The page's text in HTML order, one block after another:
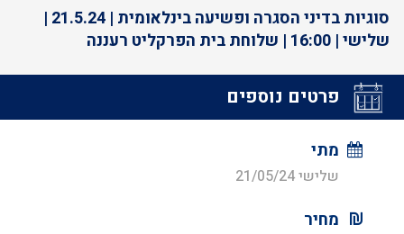
סוגיות בדיני הסגרה ופשיעה בינלאומית | 21.5.24 |
שלישי | 16:00 | שלוחת בית הפרקליט רעננה
פרטים נוספים
מתי
שלישי 21/05/24
מחיר